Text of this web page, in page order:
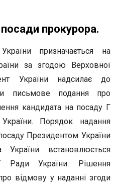
прокурора.
призначається на
за згодою Верховної
України надсилає до
письмове подання про
кандидата на посаду Г
Порядок надання
Президентом України
України встановлюється
Ради України. Рішення
відмову у наданні згоди